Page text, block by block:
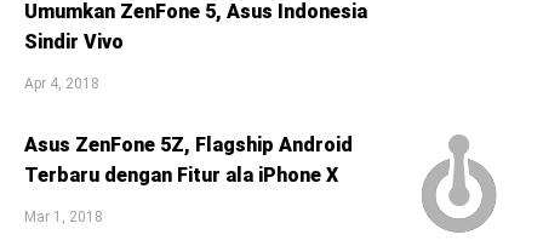
Umumkan ZenFone 5, Asus Indonesia
Sindir Vivo
Apr 4, 2018
Asus ZenFone 5Z, Flagship Android
Terbaru dengan Fitur ala iPhone X
Mar 1, 2018